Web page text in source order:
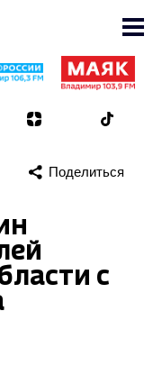
Поделиться
с